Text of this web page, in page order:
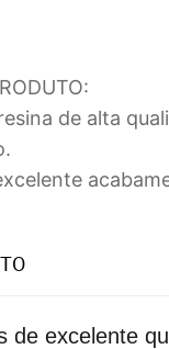
de alta
de excelente